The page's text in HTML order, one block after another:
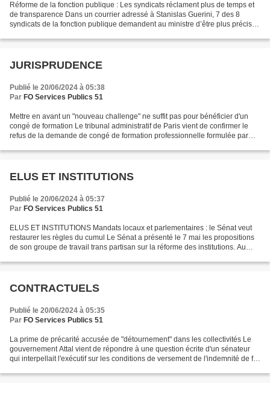
Réforme de la fonction publique : Les syndicats réclament plus de temps et
de transparence Dans un courrier adressé à Stanislas Guerini, 7 des 8
syndicats de la fonction publique demandent au ministre d’être plus précis
JURISPRUDENCE
Publié le 20/06/2024 à 05:38
Par FO Services Publics 51
Mettre en avant un "nouveau challenge" ne suffit pas pour bénéficier d'un
congé de formation Le tribunal administratif de Paris vient de confirmer le
refus de la demande de congé de formation professionnelle formulée par
ELUS ET INSTITUTIONS
Publié le 20/06/2024 à 05:37
Par FO Services Publics 51
ELUS ET INSTITUTIONS Mandats locaux et parlementaires : le Sénat veut
restaurer les règles du cumul Le Sénat a présenté le 7 mai les propositions
de son groupe de travail trans partisan sur la réforme des institutions. Au
CONTRACTUELS
Publié le 20/06/2024 à 05:35
Par FO Services Publics 51
La prime de précarité accusée de "détournement" dans les collectivités Le
gouvernement Attal vient de répondre à une question écrite d'un sénateur
qui interpellait l'exécutif sur les conditions de versement de l'indemnité de fin